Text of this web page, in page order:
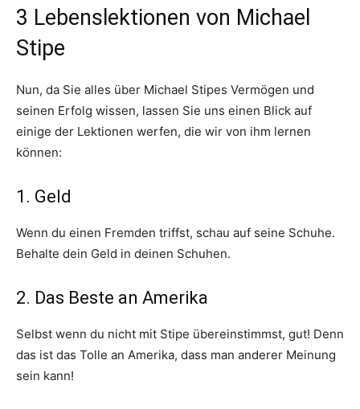
3 Lebenslektionen von Michael
Stipe
Nun, da Sie alles über Michael Stipes Vermögen und
seinen Erfolg wissen, lassen Sie uns einen Blick auf
einige der Lektionen werfen, die wir von ihm lernen
können:
1. Geld
Wenn du einen Fremden triffst, schau auf seine Schuhe.
Behalte dein Geld in deinen Schuhen.
2. Das Beste an Amerika
Selbst wenn du nicht mit Stipe übereinstimmst, gut! Denn
das ist das Tolle an Amerika, dass man anderer Meinung
sein kann!